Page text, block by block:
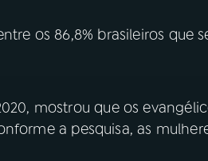
os 86,8% brasileiros que
mostrou que os
a pesquisa, as